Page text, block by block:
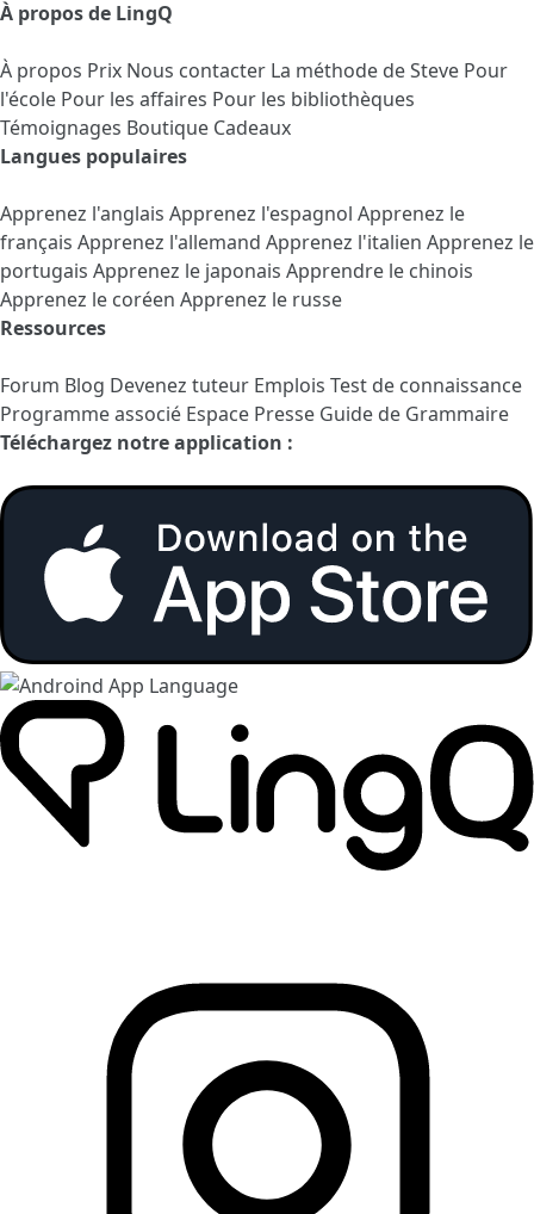
À propos de LingQ
À propos Prix Nous contacter La méthode de Steve Pour
l'école Pour les affaires Pour les bibliothèques
Témoignages Boutique Cadeaux
Langues populaires
Apprenez l'anglais Apprenez l'espagnol Apprenez le
français Apprenez l'allemand Apprenez l'italien Apprenez le
portugais Apprenez le japonais Apprendre le chinois
Apprenez le coréen Apprenez le russe
Ressources
Forum Blog Devenez tuteur Emplois Test de connaissance
Programme associé Espace Presse Guide de Grammaire
Téléchargez notre application :